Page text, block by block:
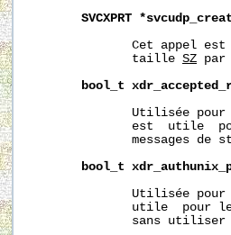
SVCXPRT
Cet appel est
              taille
SZ par
bool_t
Utilisée
est  utile
messages de
bool_t
Utilisée
utile  pour
sans